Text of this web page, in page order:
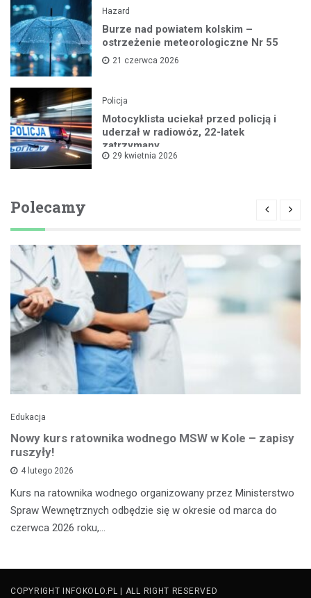
Hazard
Burze nad powiatem kolskim –
ostrzeżenie meteorologiczne Nr 55
21 czerwca 2026
Policja
Motocyklista uciekał przed policją i
uderzał w radiowóz, 22-latek
zatrzymany
29 kwietnia 2026
Polecamy
Edukacja
Nowy kurs ratownika wodnego MSW w Kole – zapisy
ruszyły!
4 lutego 2026
Kurs na ratownika wodnego organizowany przez Ministerstwo
Spraw Wewnętrznych odbędzie się w okresie od marca do
czerwca 2026 roku,…
COPYRIGHT INFOKOLO.PL | ALL RIGHT RESERVED